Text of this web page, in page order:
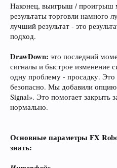
Наконец, выигрыш / проигрыш
результаты торговли намного
лучший результат - это
подход.
DrawDown: это последний
сигналы и быстрое изменение
одну проблему - просадку.
безопасно. Мы добавили опцию
Signal». Это помогает закрыть
нормально.
Основные параметры FX
знать: